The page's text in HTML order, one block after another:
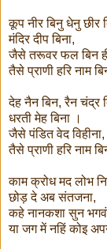
कूप नीर बिनु धेनु छीर
मंदिर दीप बिना,
जैसे तरूवर फल बिन
तैसे प्राणी हरि नाम
देह नैन बिन, रैन चंद्र
धरती मेह बिना ।
जैसे पंडित वेद विहीना,
तैसे प्राणी हरि नाम
काम क्रोध मद लोभ
छोड़ दे अब संतजना,
कहे नानकशा सुन
या जग में नहिं कोइ